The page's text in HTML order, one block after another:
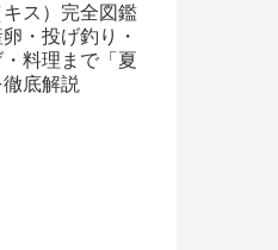
ス）完全図鑑
卵・投げ釣り・
料理まで「夏
底解説